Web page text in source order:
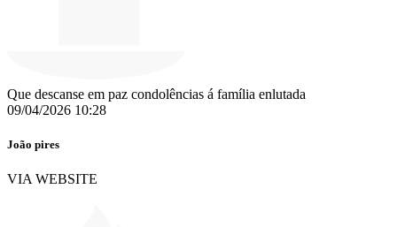
Que descanse em paz condolências á família enlutada
09/04/2026 10:28
João pires
VIA WEBSITE